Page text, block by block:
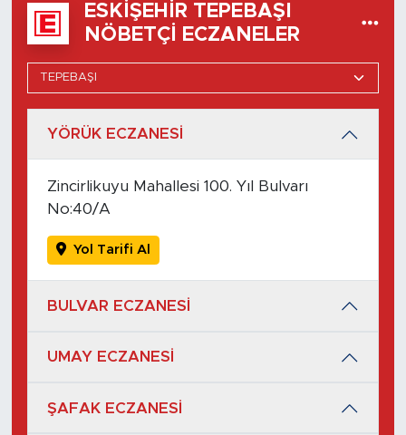
ESKIŞEHIR TEPEBAŞI
NÖBETÇI ECZANELER
YÖRÜK ECZANESİ
Zincirlikuyu Mahallesi 100. Yıl Bulvarı
No:40/A
Yol Tarifi Al
BULVAR ECZANESİ
UMAY ECZANESİ
ŞAFAK ECZANESİ